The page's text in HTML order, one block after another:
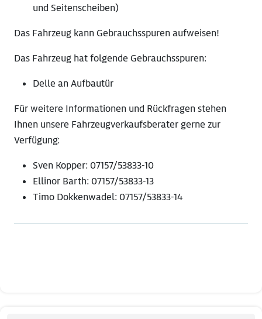
und Seitenscheiben)
Das Fahrzeug kann Gebrauchsspuren aufweisen!
Das Fahrzeug hat folgende Gebrauchsspuren:
Delle an Aufbautür
Für weitere Informationen und Rückfragen stehen
Ihnen unsere Fahrzeugverkaufsberater gerne zur
Verfügung:
Sven Kopper: 07157/53833-10
Ellinor Barth: 07157/53833-13
Timo Dokkenwadel: 07157/53833-14